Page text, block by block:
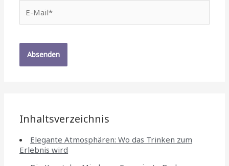
Mail*
Inhaltsverzeichnis
Elegante Atmosphären: Wo das Trinken zum
Erlebnis wird